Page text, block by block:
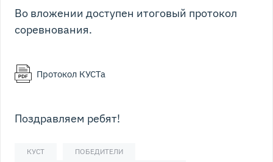
Во вложении доступен итоговый протокол
соревнования.
Протокол КУСТа
Поздравляем ребят!
КУСТ
ПОБЕДИТЕЛИ